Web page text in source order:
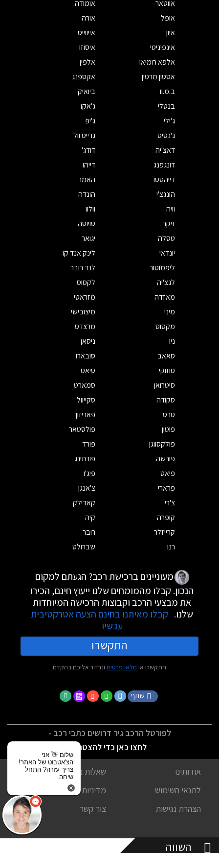
אווטאר
אומודה
אופל
אורה
איון
אייווייס
אינפיניטי
איסוזו
אלפא רומיאו
אלפין
אסטון מרטין
אקספנג
ב.מ.וו
ביואיק
בנטלי
ג'אקו
ג'ילי
ג'יפ
ג'נסיס
גרייט וול
דאצ'יה
דודג'
דונגפנג
דייהו
דייהטסו
האמר
הונגצ'י
הונדה
וויה
וולוו
זיקר
טויוטה
טסלה
יגואר
יונדאי
לינק אנד קו
ליפמוטור
לנד רובר
לנצ'יה
לקסוס
מאזדה
מזראטי
מיני
מיצובישי
מקסוס
מרצדס
ניו
ניסאן
סאאב
סובארו
סוזוקי
סיאט
סיטרואן
סמארט
סקודה
סקייוול
סרס
פאריזון
פוטון
פולסטאר
פולקסווגן
פורד
פורשה
פורתינג
פיאט
פיג'ו
פרארי
צ'אנגן
צ'רי
קאדילק
קופרה
קיה
קרייזלר
רובר
רנו
שברולט
מעוניינים ברכישת רכב? הגעתם למקום
הנכון. קבלו מהמומחים שלנו ייעוץ חינם, הכירו
את מבצעי הרכב וקבוצות הרכישה המיוחדות
שלנו. קבלו מאיתנו בחינם הצעה אטרקטיבית
עכשיו
התקשרו
התקשרו או מלאו פרטים ונחזור אליכם בהקדם
שתף
לפורטל הרכב גיר דרושים כתבי רכב -
לחצו כאן כדי להצטרף
אודותינו
שאלות נפוצות
לתנאי השימוש
מדיניות פרטיות
הצהרת נגישות
צור קשר
השווה
שלום 👋 אני
הצ'אטבוט של האתר!
צריך עזרה? התחל
שיחה.